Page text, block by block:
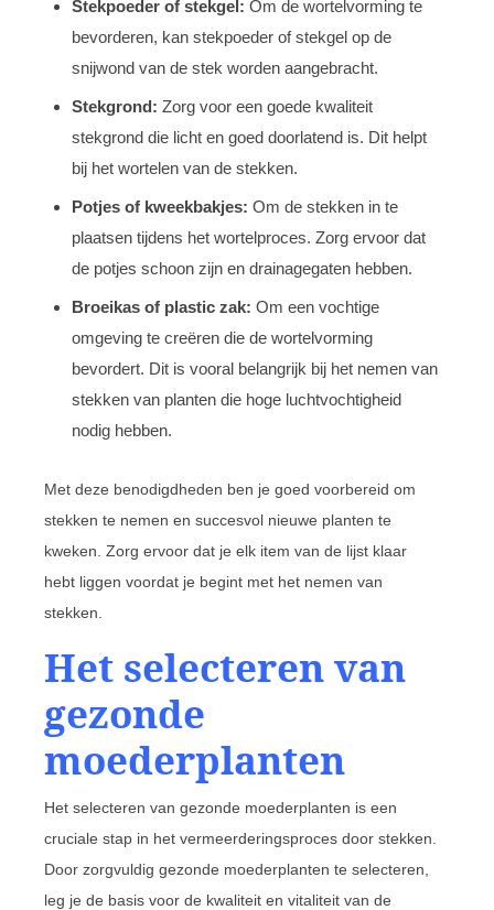
Stekpoeder of stekgel: Om de wortelvorming te
bevorderen, kan stekpoeder of stekgel op de
snijwond van de stek worden aangebracht.
Stekgrond: Zorg voor een goede kwaliteit
stekgrond die licht en goed doorlatend is. Dit helpt
bij het wortelen van de stekken.
Potjes of kweekbakjes: Om de stekken in te
plaatsen tijdens het wortelproces. Zorg ervoor dat
de potjes schoon zijn en drainagegaten hebben.
Broeikas of plastic zak: Om een vochtige
omgeving te creëren die de wortelvorming
bevordert. Dit is vooral belangrijk bij het nemen van
stekken van planten die hoge luchtvochtigheid
nodig hebben.
Met deze benodigdheden ben je goed voorbereid om
stekken te nemen en succesvol nieuwe planten te
kweken. Zorg ervoor dat je elk item van de lijst klaar
hebt liggen voordat je begint met het nemen van
stekken.
Het selecteren van
gezonde
moederplanten
Het selecteren van gezonde moederplanten is een
cruciale stap in het vermeerderingsproces door stekken.
Door zorgvuldig gezonde moederplanten te selecteren,
leg je de basis voor de kwaliteit en vitaliteit van de